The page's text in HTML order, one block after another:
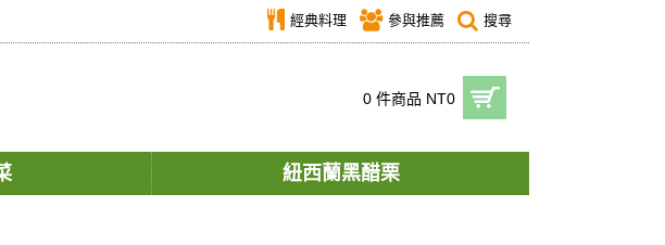
經典料理 參與推薦 搜尋
0 件商品 NT0
紐西蘭黑醋栗